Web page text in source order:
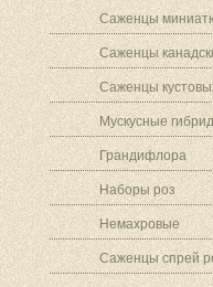
Саженцы
Саженцы
Саженцы
Мускусные
Грандифлора
Наборы роз
Немахровые
Саженцы спрей